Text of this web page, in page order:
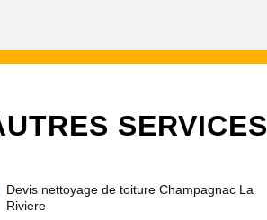
SERVICES
Devis nettoyage de toiture Champagnac La
Riviere